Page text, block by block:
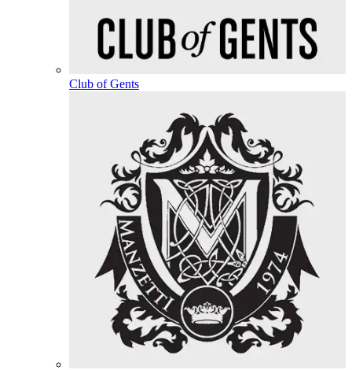
Club of Gents